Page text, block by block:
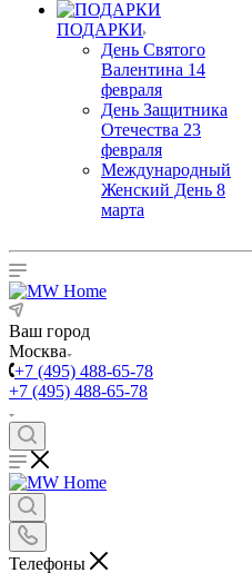
ПОДАРКИ
День Святого
Валентина 14
февраля
День Защитника
Отечества 23
февраля
Международный
Женский День 8
марта
Ваш город
Москва
+7 (495) 488-65-78
+7 (495) 488-65-78
Телефоны